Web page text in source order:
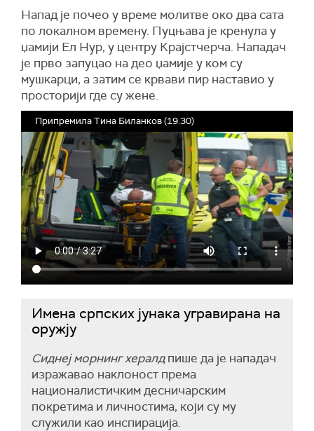
Напад је почео у време молитве око два сата
по локалном времену. Пуцњава је кренула у
џамији Ел Нур, у центру Крајстчерча. Нападач
је прво запуцао на део џамије у ком су
мушкарци, а затим се крвави пир наставио у
просторији где су жене.
Припремила Тина Биланков (19.30)
Имена српских јунака угравирана на
оружју
Сиднеј морнинг хералдпише да је нападач
изражавао наклоност према
националистичким десничарским
покретима и личностима, који су му
служили као инспирација.